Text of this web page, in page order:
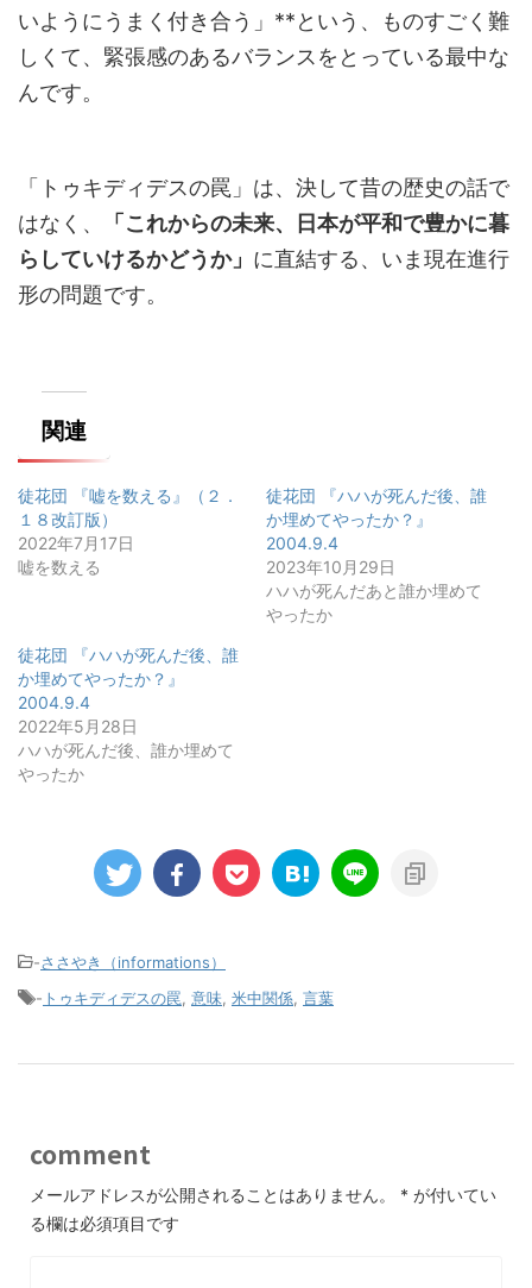
いようにうまく付き合う」**という、ものすごく難
しくて、緊張感のあるバランスをとっている最中な
んです。
「トゥキディデスの罠」は、決して昔の歴史の話で
はなく、
「これからの未来、日本が平和で豊かに暮
らしていけるかどうか」 に直結する、いま現在進行
形の問題です。
関連
徒花団 『嘘を数える』（２．
１８改訂版）
2022年7月17日
嘘を数える
徒花団 『ハハが死んだ後、誰
か埋めてやったか？』
2004.9.4
2023年10月29日
ハハが死んだあと誰か埋めて
やったか
徒花団 『ハハが死んだ後、誰
か埋めてやったか？』
2004.9.4
2022年5月28日
ハハが死んだ後、誰か埋めて
やったか
-ささやき（informations）
- トゥキディデスの罠 意味 米中関係 言葉
comment
メールアドレスが公開されることはありません。 * が付いてい
る欄は必須項目です